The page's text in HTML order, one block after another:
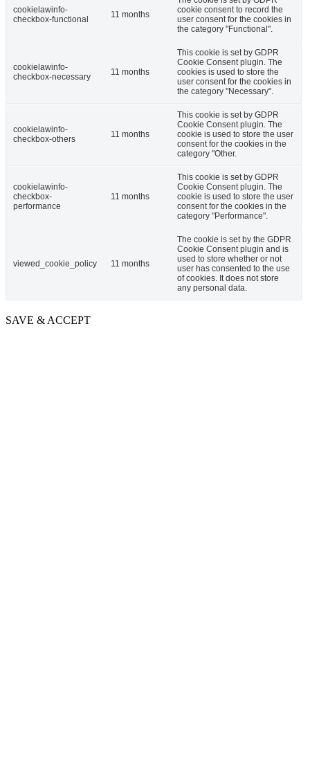
cookielawinfo-
checkbox-functional
11 months
cookie consent to record the
user consent for the cookies in
the category "Functional".
cookielawinfo-
checkbox-necessary
11 months
This cookie is set by GDPR
Cookie Consent plugin. The
cookies is used to store the
user consent for the cookies in
the category "Necessary".
cookielawinfo-
checkbox-others
11 months
This cookie is set by GDPR
Cookie Consent plugin. The
cookie is used to store the user
consent for the cookies in the
category "Other.
cookielawinfo-
checkbox-
performance
11 months
This cookie is set by GDPR
Cookie Consent plugin. The
cookie is used to store the user
consent for the cookies in the
category "Performance".
viewed_cookie_policy 11 months
The cookie is set by the GDPR
Cookie Consent plugin and is
used to store whether or not
user has consented to the use
of cookies. It does not store
any personal data.
SAVE & ACCEPT